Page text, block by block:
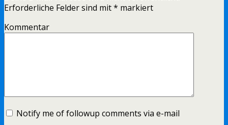
Erforderliche Felder sind mit* markiert
Kommentar
Notify me of followup comments via e-mail